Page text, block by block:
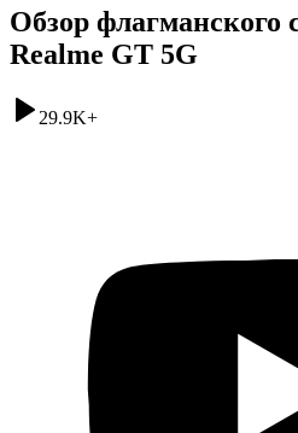
Обзор флагманского
Realme GT 5G
29.9K+